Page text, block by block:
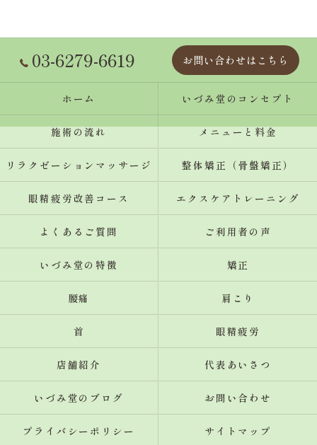
03-6279-6619 お問い合わせはこちら
ホーム いづみ堂のコンセプト
施術の流れ メニューと料金
リラクゼーションマッサージ 整体矯正（骨盤矯正）
眼精疲労改善コース エクスケアトレーニング
よくあるご質問 ご利用者の声
いづみ堂の特徴 矯正
腰痛 肩こり
首 眼精疲労
店舗紹介 代表あいさつ
いづみ堂のブログ お問い合わせ
プライバシーポリシー サイトマップ